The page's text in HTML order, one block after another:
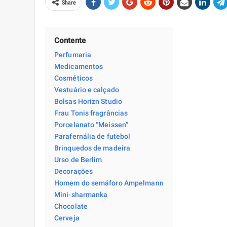
Share
Contente
Perfumaria
Medicamentos
Cosméticos
Vestuário e calçado
Bolsas Horizn Studio
Frau Tonis fragrâncias
Porcelanato “Meissen”
Parafernália de futebol
Brinquedos de madeira
Urso de Berlim
Decorações
Homem do semáforo Ampelmann
Mini-sharmanka
Chocolate
Cerveja